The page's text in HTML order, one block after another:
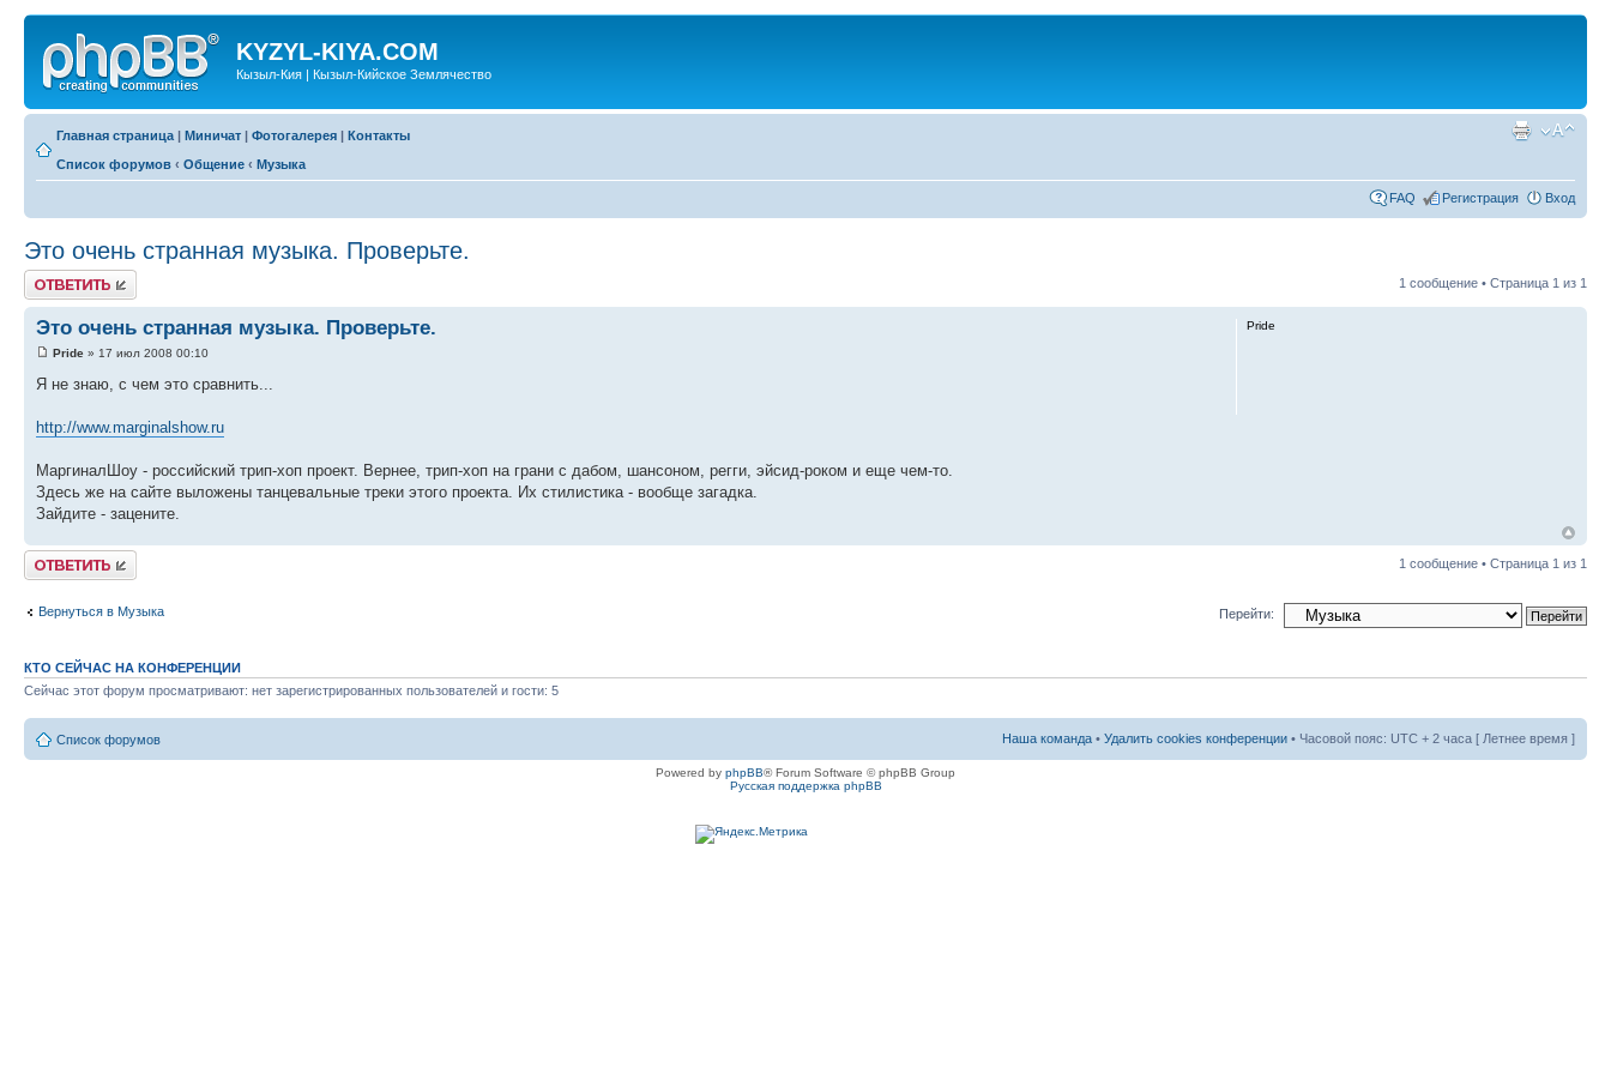
KYZYL-KIYA.COM
Кызыл-Кия | Кызыл-Кийское Землячество
Главная страница | Миничат | Фотогалерея | Контакты
Список форумов ‹ Общение ‹ Музыка
FAQ Регистрация Вход
Это очень странная музыка. Проверьте.
Ответить 1 сообщение • Страница 1 из 1
Это очень странная музыка. Проверьте.
Pride » 17 июл 2008 00:10
Я не знаю, с чем это сравнить...
http://www.marginalshow.ru
МаргиналШоу - российский трип-хоп проект. Вернее, трип-хоп на грани с дабом, шансоном, регги, эйсид-роком и еще чем-то.
Здесь же на сайте выложены танцевальные треки этого проекта. Их стилистика - вообще загадка.
Зайдите - зацените.
Pride
Ответить 1 сообщение • Страница 1 из 1
Вернуться в Музыка Перейти:
КТО СЕЙЧАС НА КОНФЕРЕНЦИИ
Сейчас этот форум просматривают: нет зарегистрированных пользователей и гости: 5
Список форумов Наша команда • Удалить cookies конференции • Часовой пояс: UTC + 2 часа [ Летнее время ]
Powered by phpBB® Forum Software © phpBB Group
Русская поддержка phpBB